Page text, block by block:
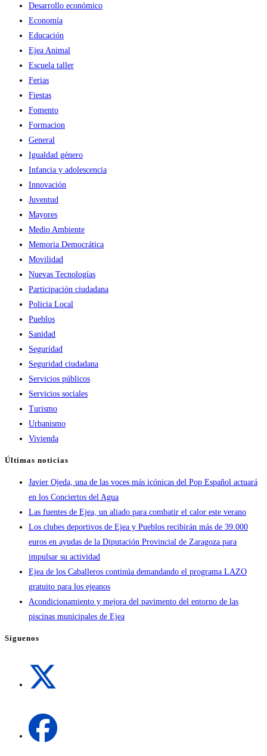
Desarrollo económico
Economía
Educación
Ejea Animal
Escuela taller
Ferias
Fiestas
Fomento
Formacion
General
Igualdad género
Infancia y adolescencia
Innovación
Juventud
Mayores
Medio Ambiente
Memoria Democrática
Movilidad
Nuevas Tecnologías
Participación ciudadana
Policia Local
Pueblos
Sanidad
Seguridad
Seguridad ciudadana
Servicios públicos
Servicios sociales
Turismo
Urbanismo
Vivienda
Últimas noticias
Javier Ojeda, una de las voces más icónicas del Pop Español actuará
en los Conciertos del Agua
Las fuentes de Ejea, un aliado para combatir el calor este verano
Los clubes deportivos de Ejea y Pueblos recibirán más de 39.000
euros en ayudas de la Diputación Provincial de Zaragoza para
impulsar su actividad
Ejea de los Caballeros continúa demandando el programa LAZO
gratuito para los ejeanos
Acondicionamiento y mejora del pavimento del entorno de las
piscinas municipales de Ejea
Síguenos
pestaña
abre